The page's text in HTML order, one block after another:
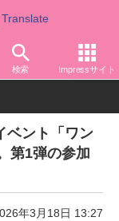
Translate
検索 Impressサイト
ガーキング
ベント「ワン
第1弾の参加
年3月18日 13:27